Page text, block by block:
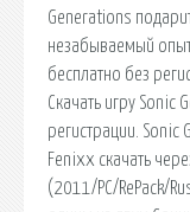
Generations
незабываемый
бесплатно без
Скачать игру Sonic
регистрации. Sonic
Fenixx скачать
(2011/PC/RePack/